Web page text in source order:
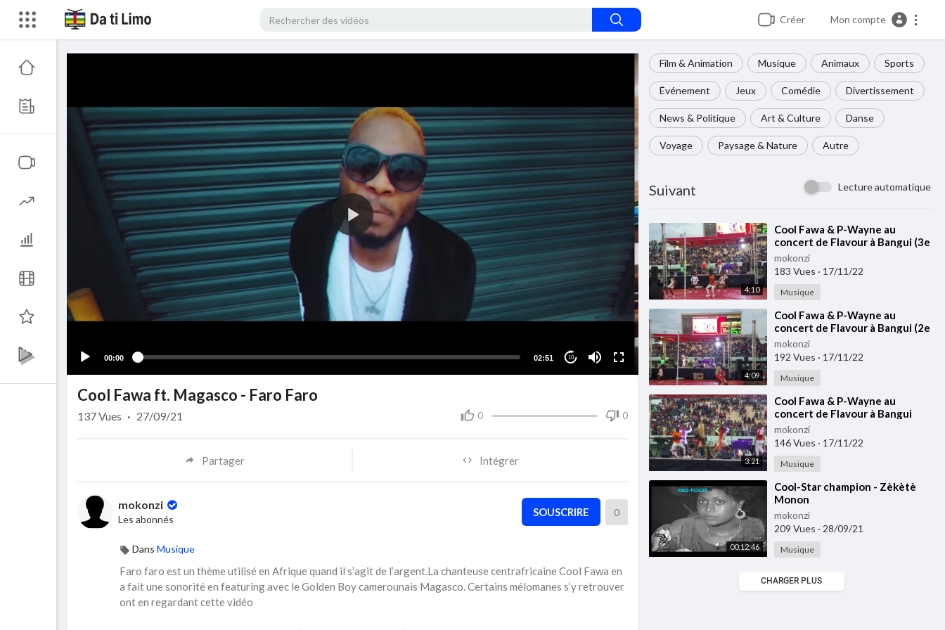
Créer Mon compte
00:00 02:51 10
Film & Animation Musique Animaux Sports
Événement Jeux Comédie Divertissement
News & Politique Art & Culture Danse
Voyage Paysage & Nature Autre
Suivant Lecture automatique
4:10
⁣Cool Fawa & P-Wayne au
concert de Flavour à Bangui (3e
partie)
mokonzi
183 Vues · 17/11/22
Musique
4:09
⁣Cool Fawa & P-Wayne au
concert de Flavour à Bangui (2e
partie)
mokonzi
192 Vues · 17/11/22
Musique
3:21
⁣Cool Fawa & P-Wayne au
concert de Flavour à Bangui
(1ère partie)
mokonzi
146 Vues · 17/11/22
Musique
00:12:46
⁣Cool-Star champion - Zèkètè
Monon
mokonzi
209 Vues · 28/09/21
Musique
CHARGER PLUS
Cool Fawa ft. Magasco - Faro Faro
0 0
137Vues · 27/09/21
Partager Intégrer
mokonzi
Les abonnés
SOUSCRIRE 0
Dans Musique
Faro faro est un thème utilisé en Afrique quand il s’agit de l’argent.La chanteuse centrafricaine Cool Fawa en
a fait une sonorité en featuring avec le Golden Boy camerounais Magasco. Certains mélomanes s’y retrouver
ont en regardant cette vidéo